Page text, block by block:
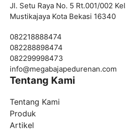
Jl. Setu Raya No. 5 Rt.001/002
Mustikajaya Kota Bekasi 16340
082218888474
082288898474
082299998473
info@megabajapedurenan.com
Tentang Kami
Tentang Kami
Produk
Artikel